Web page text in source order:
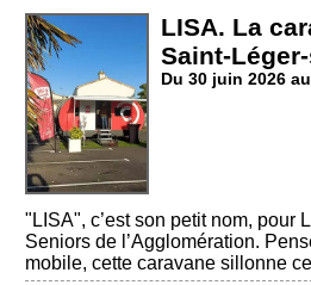
LISA. La
Saint-
Du 30 juin 2026
"LISA", c’est son petit nom, pour
Seniors de l’Agglomération.
mobile, cette caravane sillonne